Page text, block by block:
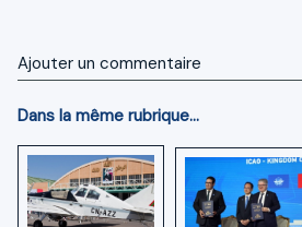
Ajouter un commentaire
Dans la même rubrique...